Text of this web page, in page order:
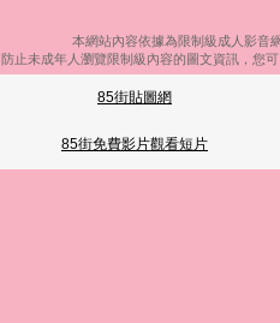
本網站內容依據為限制級成人影音
防止未成年人瀏覽限制級內容的圖文資訊，您
85街貼圖網
85街免費影片觀看短片